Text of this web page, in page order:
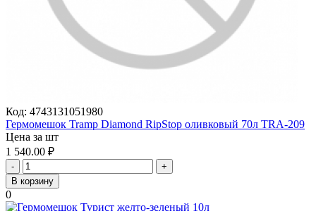
Код: 4743131051980
Гермомешок Tramp Diamond RipStop оливковый 70л TRA-209
Цена за шт
1 540.00 ₽
-
+
В корзину
0